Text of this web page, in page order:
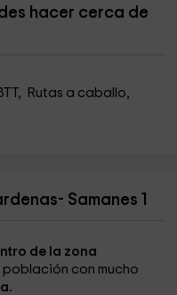
hacer cerca de
Rutas a caballo,
Samanes 1
de la zona
con mucho